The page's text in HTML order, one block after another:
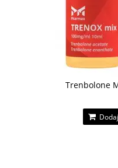
Trenbolone